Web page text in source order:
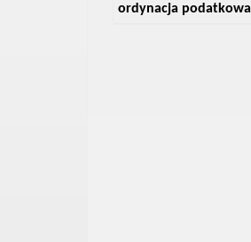
ordynacja podatkowa